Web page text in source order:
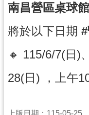
訊
場
館
紹
南昌營區桌球館
將於以下日期
🔸 115/6/7(日)
28(日) ，上午